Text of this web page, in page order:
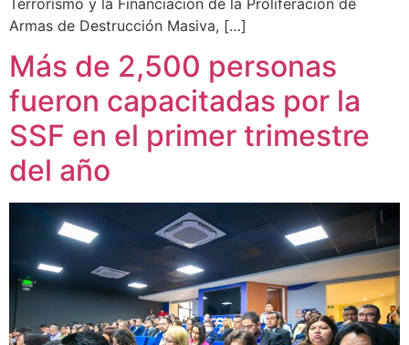
Armas de Destrucción Masiva, […]
Más de 2,500 personas
fueron capacitadas por la
SSF en el primer trimestre
del año